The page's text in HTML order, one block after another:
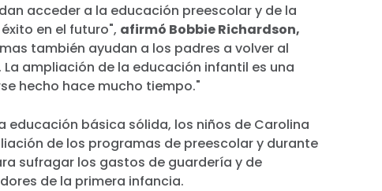
acceder a la educación preescolar y de la
en el futuro", afirmó Bobbie Richardson,
también ayudan a los padres a volver al
ampliación de la educación infantil es una
hecho hace mucho tiempo."
básica sólida, los niños de Carolina
de los programas de preescolar y durante
sufragar los gastos de guardería y de
de la primera infancia.